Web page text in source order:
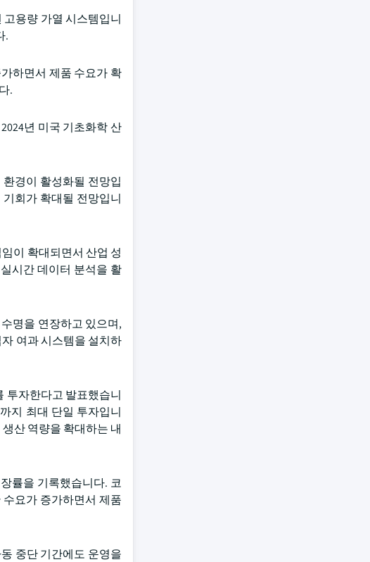
용량 가열 시스템입니
.
하면서 제품 수요가 확
.
년 미국 기초화학 산
경이 활성화될 전망입
회가 확대될 전망입니
이 확대되면서 산업 성
시간 데이터 분석을 활
명을 연장하고 있으며,
여과 시스템을 설치하
투자한다고 발표했습니
지 최대 단일 투자입니
산 역량을 확대하는 내
률을 기록했습니다. 코
요가 증가하면서 제품
중단 기간에도 운영을